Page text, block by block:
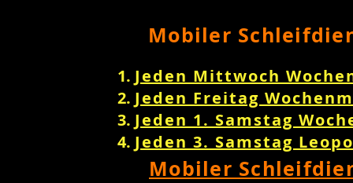
Mobiler
Jeden Mittwoch
Jeden Freitag
Jeden 1. Samstag
Jeden 3. Samstag
Mobiler